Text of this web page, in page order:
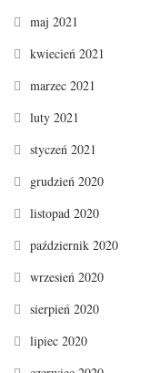
maj 2021
kwiecień 2021
marzec 2021
luty 2021
styczeń 2021
grudzień 2020
listopad 2020
październik 2020
wrzesień 2020
sierpień 2020
lipiec 2020